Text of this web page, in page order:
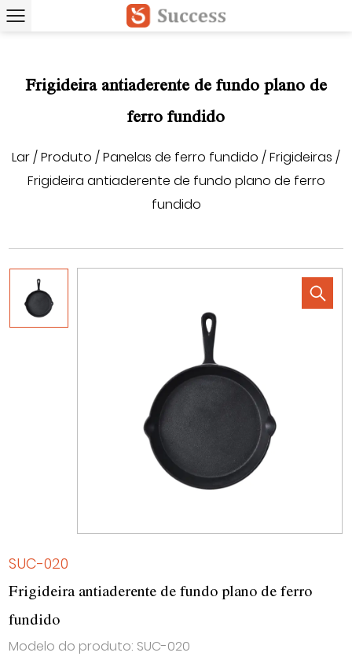
Frigideira antiaderente de fundo plano de
ferro fundido
Lar/Produto /Panelas de ferro fundido /Frigideiras /
Frigideira antiaderente de fundo plano de ferro
fundido
SUC-020
Frigideira antiaderente de fundo plano de ferro
fundido
Modelo do produto: SUC-020